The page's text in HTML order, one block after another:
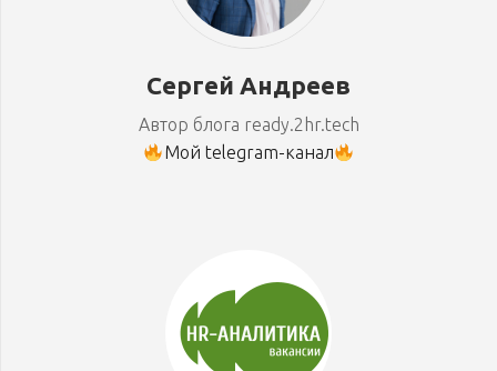
Сергей Андреев
Автор блога ready.2hr.tech
Мой telegram-канал